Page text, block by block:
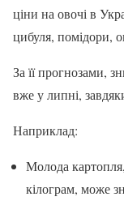
ціни на овочі в
цибуля, помідори,
За її прогнозами,
вже у липні,
Наприклад:
Молода
кілограм, може